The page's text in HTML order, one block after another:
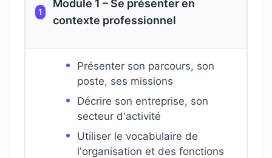
1
Module 1 – Se présenter en
contexte professionnel
Présenter son parcours, son
poste, ses missions
Décrire son entreprise, son
secteur d'activité
Utiliser le vocabulaire de
l'organisation et des fonctions